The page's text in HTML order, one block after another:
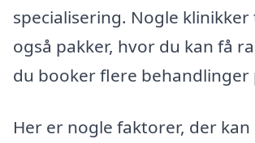
specialisering. Nogle
også pakker, hvor du kan få
du booker flere behandlinger
Her er nogle faktorer, der kan